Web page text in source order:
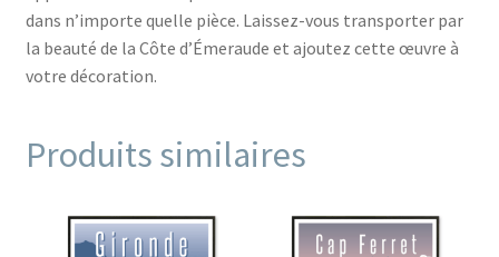
dans n’importe quelle pièce. Laissez-vous transporter par
la beauté de la Côte d’Émeraude et ajoutez cette œuvre à
votre décoration.
Produits similaires